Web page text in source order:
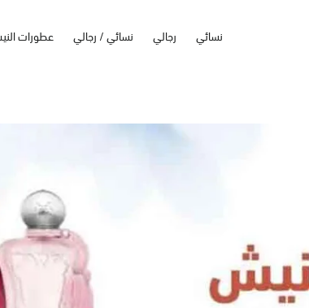
نسائي رجالي نسائي / رجالي عطورات